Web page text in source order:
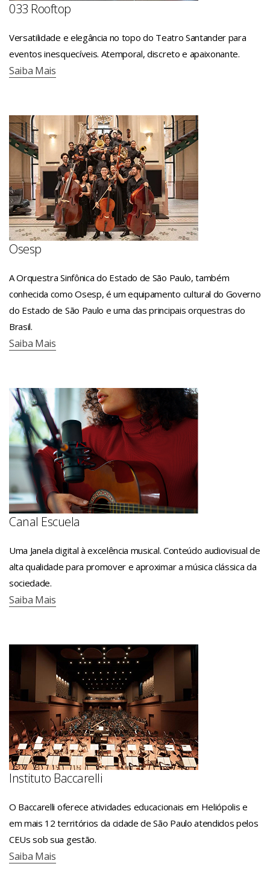
033 Rooftop
Versatilidade e elegância no topo do Teatro Santander para
eventos inesquecíveis. Atemporal, discreto e apaixonante.
Saiba Mais
Osesp
A Orquestra Sinfônica do Estado de São Paulo, também
conhecida como Osesp, é um equipamento cultural do Governo
do Estado de São Paulo e uma das principais orquestras do
Brasil.
Saiba Mais
Canal Escuela
Uma Janela digital à excelência musical. Conteúdo audiovisual de
alta qualidade para promover e aproximar a música clássica da
sociedade.
Saiba Mais
Instituto Baccarelli
O Baccarelli oferece atividades educacionais em Heliópolis e
em mais 12 territórios da cidade de São Paulo atendidos pelos
CEUs sob sua gestão.
Saiba Mais